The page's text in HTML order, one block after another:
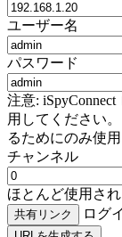
ユーザー名
パスワード
注意:
用してください
るためにのみ使
チャンネル
ほとんど使用され
共有リンク ログ